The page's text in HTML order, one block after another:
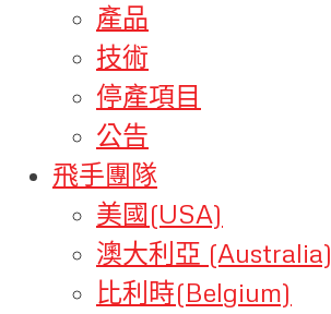
產品
技術
停產項目
公告
飛手團隊
美國(USA)
澳大利亞 (Australia)
比利時(Belgium)